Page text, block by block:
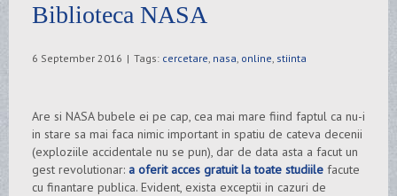
Biblioteca NASA
6 September 2016 | Tags: cercetare, nasa, online, stiinta
Are si NASA bubele ei pe cap, cea mai mare fiind faptul ca nu-i
in stare sa mai faca nimic important in spatiu de cateva decenii
(exploziile accidentale nu se pun), dar de data asta a facut un
gest revolutionar: a oferit acces gratuit la toate studiile facute
cu finantare publica. Evident, exista exceptii in cazuri de